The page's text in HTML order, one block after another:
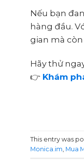
Nếu bạn
hàng đầu.
gian mà
Hãy thử
👉 Khám
This entry was
Monica.im Mua